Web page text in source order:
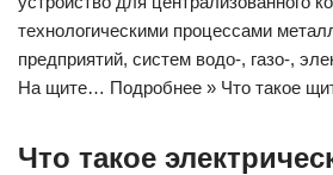
технологическими процессами
предприятий, систем водо-, газо-,
На щите… Подробнее » Что такое
Что такое